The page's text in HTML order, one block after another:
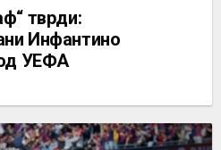
тврди:
Инфантино
УЕФА